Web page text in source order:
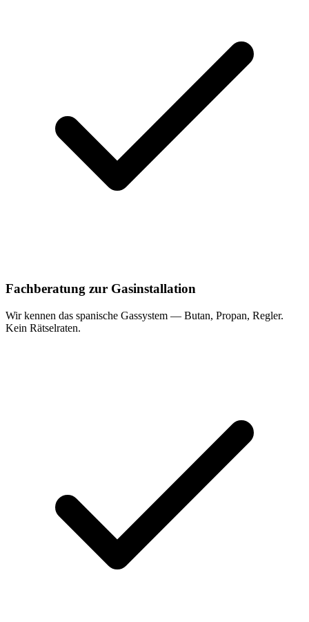
Fachberatung zur Gasinstallation
Wir kennen das spanische Gassystem — Butan, Propan, Regler.
Kein Rätselraten.